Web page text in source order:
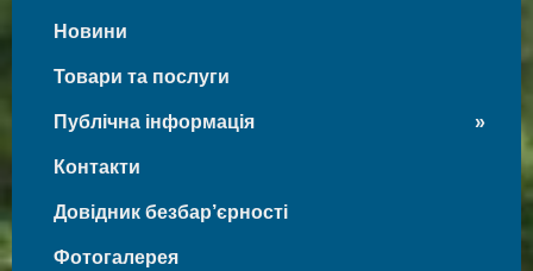
Веселі Боковеньки
Новини
Товари та послуги
Публічна інформація
Контакти
Довідник безбар’єрності
Фотогалерея